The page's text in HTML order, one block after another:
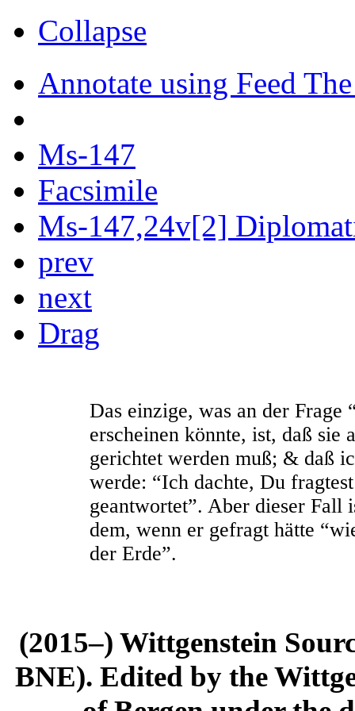
Collapse
Annotate using Feed
Ms-147
Facsimile
Ms-147,24v[2]
prev
next
Drag
Das einzige, was an der Frage
erscheinen könnte, ist, daß sie
gerichtet werden muß; & daß
werde: “Ich dachte, Du
geantwortet”. Aber dieser Fall
dem, wenn er gefragt hätte
der Erde”.
(2015–) Wittgenstein
BNE). Edited by the